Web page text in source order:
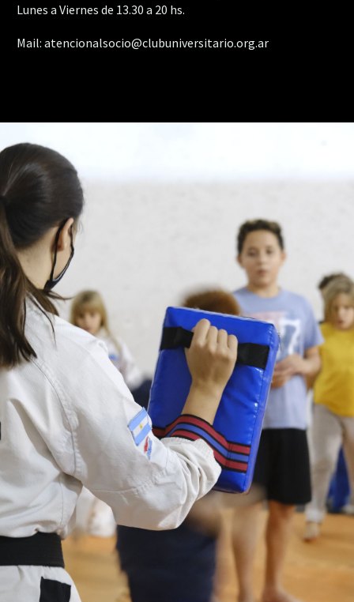
Lunes a Viernes de 13.30 a 20 hs.
Mail: atencionalsocio@clubuniversitario.org.ar